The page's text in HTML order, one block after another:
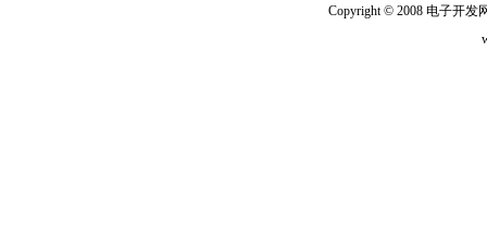
Copyright © 2008 电子开发